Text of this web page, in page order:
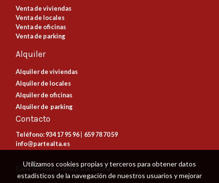
Venta de viviendas
Venta de locales
Venta de oficinas
Venta de parking
Alquiler
Alquiler de viviendas
Alquiler de locales
Alquiler de oficinas
Alquiler de parking
Contacto
Teléfono:934 17 95 96
659 78 70 59
info@partealta.es
Calle Arimón 3, 08022-Barcelona
Utilizamos cookies propias y terceros para obtener datos
estadísticos de la navegación de nuestros usuarios y mejorar